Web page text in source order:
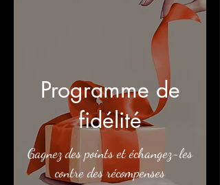
Programme de
fidélité
Gagnez des points et échangez-les
contre des récompenses